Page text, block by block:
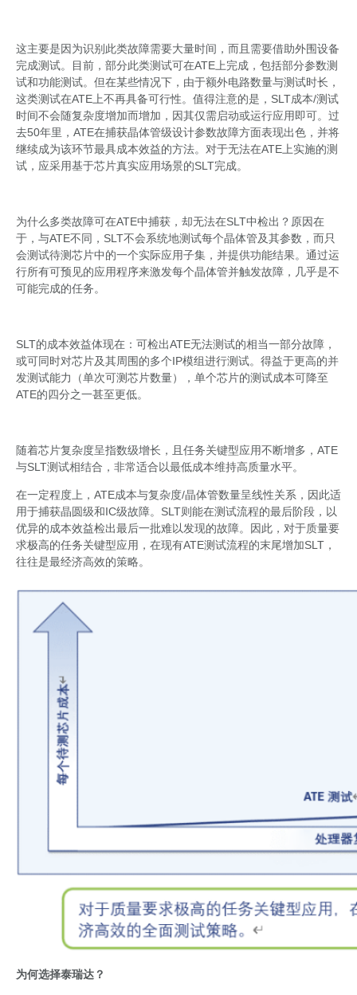
这主要是因为识别此类故障需要大量时间，而且需要借助外围设备
完成测试。目前，部分此类测试可在ATE上完成，包括部分参数测
试和功能测试。但在某些情况下，由于额外电路数量与测试时长，
这类测试在ATE上不再具备可行性。值得注意的是，SLT成本/测试
时间不会随复杂度增加而增加，因其仅需启动或运行应用即可。过
去50年里，ATE在捕获晶体管级设计参数故障方面表现出色，并将
继续成为该环节最具成本效益的方法。对于无法在ATE上实施的测
试，应采用基于芯片真实应用场景的SLT完成。
为什么多类故障可在ATE中捕获，却无法在SLT中检出？原因在
于，与ATE不同，SLT不会系统地测试每个晶体管及其参数，而只
会测试待测芯片中的一个实际应用子集，并提供功能结果。通过运
行所有可预见的应用程序来激发每个晶体管并触发故障，几乎是不
可能完成的任务。
SLT的成本效益体现在：可检出ATE无法测试的相当一部分故障，
或可同时对芯片及其周围的多个IP模组进行测试。得益于更高的并
发测试能力（单次可测芯片数量），单个芯片的测试成本可降至
ATE的四分之一甚至更低。
随着芯片复杂度呈指数级增长，且任务关键型应用不断增多，ATE
与SLT测试相结合，非常适合以最低成本维持高质量水平。
在一定程度上，ATE成本与复杂度/晶体管数量呈线性关系，因此适
用于捕获晶圆级和IC级故障。SLT则能在测试流程的最后阶段，以
优异的成本效益检出最后一批难以发现的故障。因此，对于质量要
求极高的任务关键型应用，在现有ATE测试流程的末尾增加SLT，
往往是最经济高效的策略。
为何选择泰瑞达？